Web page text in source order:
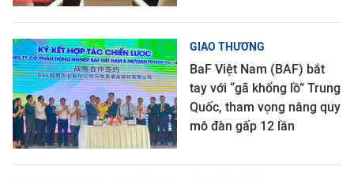
GIAO THƯƠNG
BaF Việt Nam (BAF) bắt
tay với “gã khổng lồ” Trung
Quốc, tham vọng nâng quy
mô đàn gấp 12 lần